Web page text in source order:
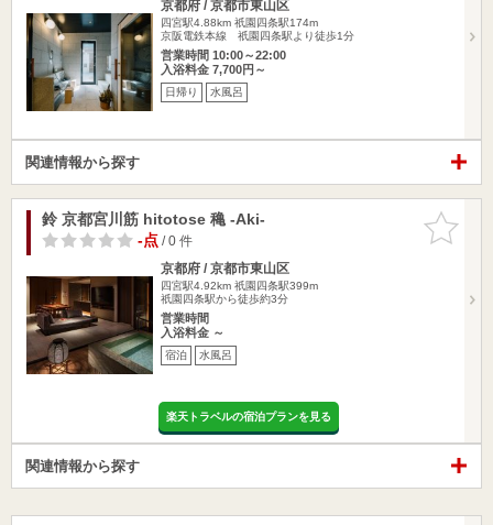
京都府 / 京都市東山区
四宮駅4.88km 祇園四条駅174m
京阪電鉄本線 祇園四条駅より徒歩1分
営業時間 10:00～22:00
入浴料金 7,700円～
日帰り 水風呂
関連情報から探す
お気に入
りに追加
鈴 京都宮川筋 hitotose 穐 -Aki-
-点/ 0 件
京都府 / 京都市東山区
四宮駅4.92km 祇園四条駅399m
祇園四条駅から徒歩約3分
営業時間
入浴料金 ～
宿泊 水風呂
楽天トラベルの宿泊プランを見る
関連情報から探す